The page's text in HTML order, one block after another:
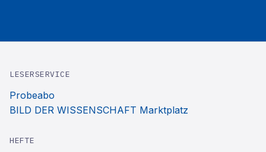
LESERSERVICE
Probeabo
BILD DER WISSENSCHAFT Marktplatz
HEFTE